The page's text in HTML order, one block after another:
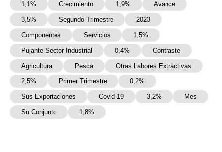
1,1% Crecimiento 1,9% Avance
3,5% Segundo Trimestre 2023
Componentes Servicios 1,5%
Pujante Sector Industrial 0,4% Contraste
Agricultura Pesca Otras Labores Extractivas
2,5% Primer Trimestre 0,2%
Sus Exportaciones Covid-19 3,2% Mes
Su Conjunto 1,8%